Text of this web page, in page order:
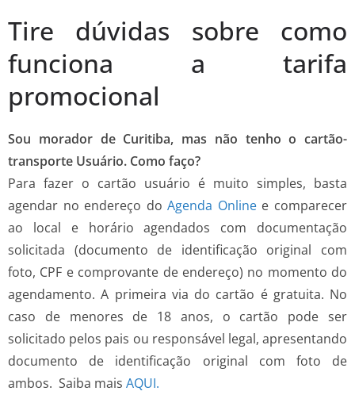
Tire dúvidas sobre como
funciona a tarifa
promocional
Sou morador de Curitiba, mas não tenho o cartão-
transporte Usuário. Como faço?
Para fazer o cartão usuário é muito simples, basta
agendar no endereço doAgenda Onlinee comparecer
ao local e horário agendados com documentação
solicitada (documento de identificação original com
foto, CPF e comprovante de endereço) no momento do
agendamento. A primeira via do cartão é gratuita. No
caso de menores de 18 anos, o cartão pode ser
solicitado pelos pais ou responsável legal, apresentando
documento de identificação original com foto de
ambos. Saiba mais AQUI.